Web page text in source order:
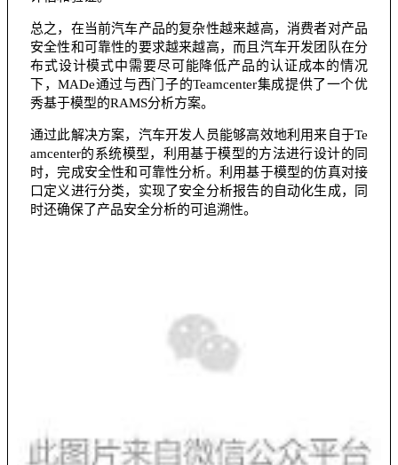
总之，在当前汽车产品的复杂性越来越高，消费者对产品
安全性和可靠性的要求越来越高，而且汽车开发团队在分
布式设计模式中需要尽可能降低产品的认证成本的情况
下，MADe通过与西门子的Teamcenter集成提供了一个优
秀基于模型的RAMS分析方案。
通过此解决方案，汽车开发人员能够高效地利用来自于Te
amcenter的系统模型，利用基于模型的方法进行设计的同
时，完成安全性和可靠性分析。利用基于模型的仿真对接
口定义进行分类，实现了安全分析报告的自动化生成，同
时还确保了产品安全分析的可追溯性。